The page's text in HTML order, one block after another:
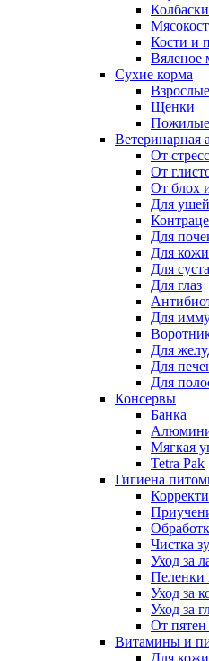
Колбаски
Кости и
Вяленое
Сухие корма
Щенки
Ветеринарная
От
От
От блох
Для ушей
Для
Для кожи
Для
Для глаз
Для
Для
Для
Для
Консервы
Банка
Мягкая
Tetra Pak
Гигиена
Чистка
Уход за
Пеленки
Уход за
Уход за
От пятен
Витамины и
Для